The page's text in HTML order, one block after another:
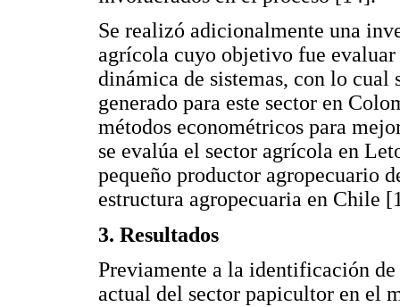
Se realizó adicionalmente una
agrícola cuyo objetivo fue
dinámica de sistemas, con lo
generado para este sector en
métodos econométricos para
se evalúa el sector agrícola en
pequeño productor agropecuario
estructura agropecuaria en Chile
3. Resultados
Previamente a la identificación
actual del sector papicultor en el